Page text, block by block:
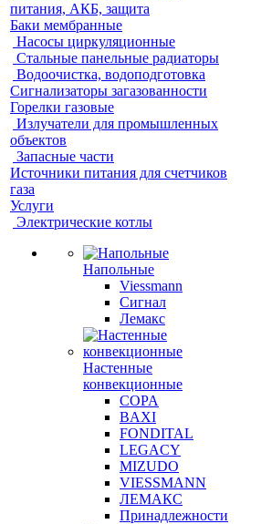
питания, АКБ, защита
Баки мембранные
Насосы циркуляционные
Стальные панельные радиаторы
Водоочистка, водоподготовка
Сигнализаторы загазованности
Горелки газовые
Излучатели для промышленных
объектов
Запасные части
Источники питания для счетчиков
газа
Услуги
Электрические котлы
Напольные
Viessmann
Сигнал
Лемакс
Настенные
конвекционные
COPA
BAXI
FONDITAL
LEGACY
MIZUDO
VIESSMANN
ЛЕМАКС
Принадлежности